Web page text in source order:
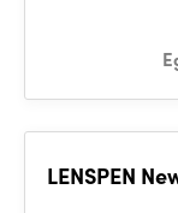
LENSPEN